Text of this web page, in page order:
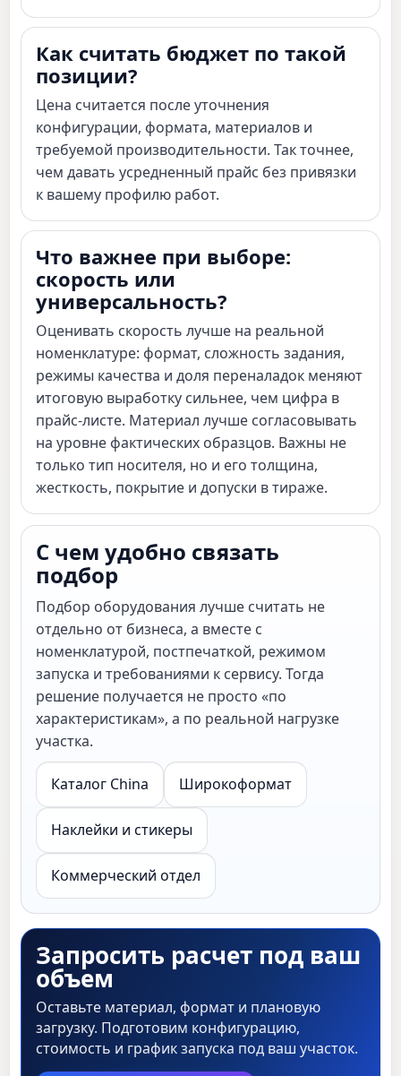
Как считать бюджет по такой
позиции?
Цена считается после уточнения
конфигурации, формата, материалов и
требуемой производительности. Так точнее,
чем давать усредненный прайс без привязки
к вашему профилю работ.
Что важнее при выборе:
скорость или
универсальность?
Оценивать скорость лучше на реальной
номенклатуре: формат, сложность задания,
режимы качества и доля переналадок меняют
итоговую выработку сильнее, чем цифра в
прайс-листе. Материал лучше согласовывать
на уровне фактических образцов. Важны не
только тип носителя, но и его толщина,
жесткость, покрытие и допуски в тираже.
С чем удобно связать
подбор
Подбор оборудования лучше считать не
отдельно от бизнеса, а вместе с
номенклатурой, постпечаткой, режимом
запуска и требованиями к сервису. Тогда
решение получается не просто «по
характеристикам», а по реальной нагрузке
участка.
Каталог China Широкоформат
Наклейки и стикеры
Коммерческий отдел
Запросить расчет под ваш
объем
Оставьте материал, формат и плановую
загрузку. Подготовим конфигурацию,
стоимость и график запуска под ваш участок.